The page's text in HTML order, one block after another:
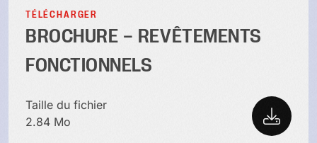
TÉLÉCHARGER
BROCHURE – REVÊTEMENTS
FONCTIONNELS
Taille du fichier
2.84 Mo